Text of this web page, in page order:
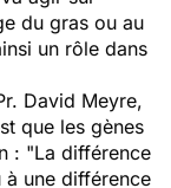
du gras ou au
un rôle dans
David Meyre,
que les gènes
: "La différence
une différence